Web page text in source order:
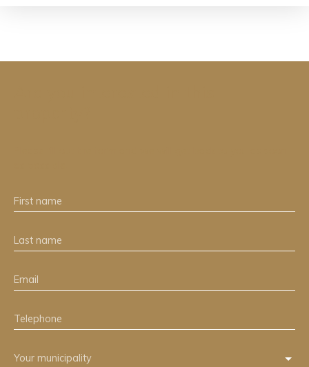
First name
Last name
Email
Telephone
Your municipality